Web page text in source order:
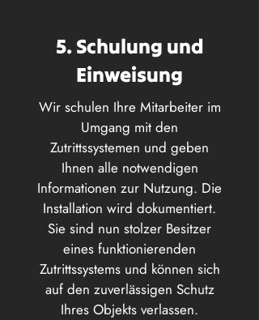
5. Schulung und
Einweisung
Wir schulen Ihre Mitarbeiter im
Umgang mit den
Zutrittssystemen und geben
Ihnen alle notwendigen
Informationen zur Nutzung. Die
Installation wird dokumentiert.
Sie sind nun stolzer Besitzer
eines funktionierenden
Zutrittssystems und können sich
auf den zuverlässigen Schutz
Ihres Objekts verlassen.